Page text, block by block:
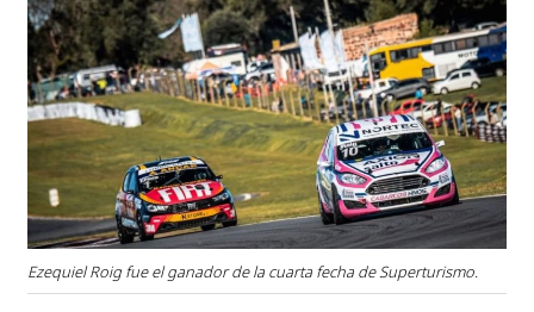
Ezequiel Roig fue el ganador de la cuarta fecha de Superturismo.